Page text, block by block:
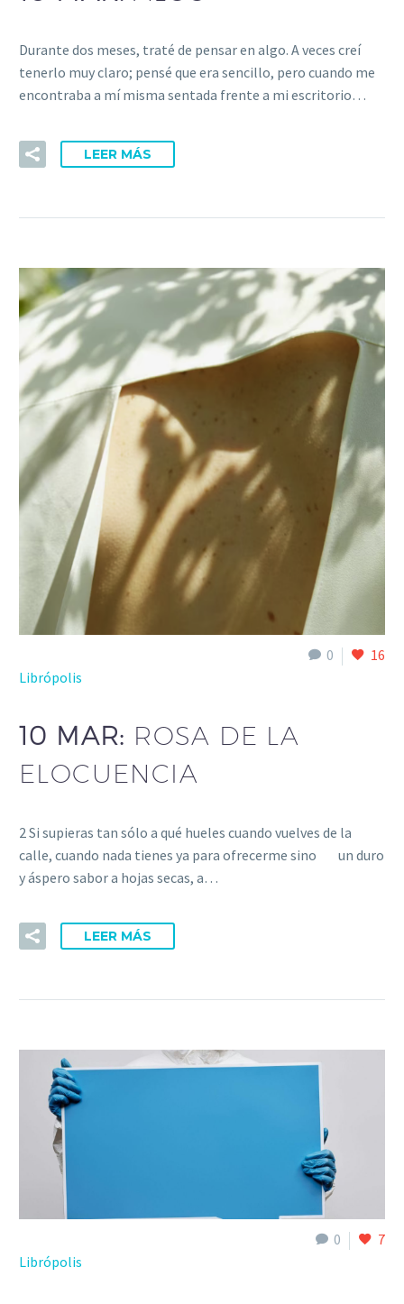
Durante dos meses, traté de pensar en algo. A veces creí
tenerlo muy claro; pensé que era sencillo, pero cuando me
encontraba a mí misma sentada frente a mi escritorio…
LEER MÁS
0
16
Librópolis
10 MAR: ROSA DE LA
ELOCUENCIA
2 Si supieras tan sólo a qué hueles cuando vuelves de la
calle, cuando nada tienes ya para ofrecerme sino un duro
y áspero sabor a hojas secas, a…
LEER MÁS
0
7
Librópolis